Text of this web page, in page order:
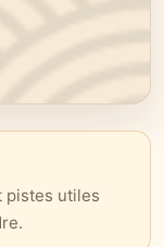
pistes utiles